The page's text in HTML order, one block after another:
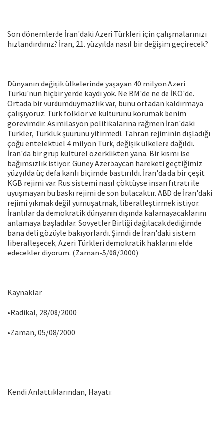
Son dönemlerde İran'daki Azeri Türkleri için çalışmalarınızı
hızlandırdınız? İran, 21. yüzyılda nasıl bir değişim geçirecek?
Dünyanın değişik ülkelerinde yaşayan 40 milyon Azeri
Türkü'nün hiçbir yerde kaydı yok. Ne BM'de ne de İKÖ'de.
Ortada bir vurdumduymazlık var, bunu ortadan kaldırmaya
çalışıyoruz. Türk folklor ve kültürünü korumak benim
görevimdir. Asimilasyon politikalarına rağmen İran'daki
Türkler, Türklük şuurunu yitirmedi. Tahran rejiminin dışladığı
çoğu entelektüel 4 milyon Türk, değişik ülkelere dağıldı.
İran'da bir grup kültürel özerklikten yana. Bir kısmı ise
bağımsızlık istiyor. Güney Azerbaycan hareketi geçtiğimiz
yüzyılda üç defa kanlı biçimde bastırıldı. İran'da da bir çeşit
KGB rejimi var. Rus sistemi nasıl çöktüyse insan fıtratı ile
uyuşmayan bu baskı rejimi de son bulacaktır. ABD de İran'daki
rejimi yıkmak değil yumuşatmak, liberalleştirmek istiyor.
İranlılar da demokratik dünyanın dışında kalamayacaklarını
anlamaya başladılar. Sovyetler Birliği dağılacak dediğimde
bana deli gözüyle bakıyorlardı. Şimdi de İran'daki sistem
liberalleşecek, Azeri Türkleri demokratik haklarını elde
edecekler diyorum. (Zaman-5/08/2000)
Kaynaklar
•Radikal, 28/08/2000
•Zaman, 05/08/2000
Kendi Anlattıklarından, Hayatı: